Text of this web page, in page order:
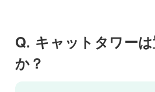
Q. キャットタワー
か？